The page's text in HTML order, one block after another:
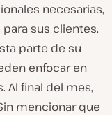
necesarias,
sus clientes.
parte de su
enfocar en
Al final del mes,
mencionar que